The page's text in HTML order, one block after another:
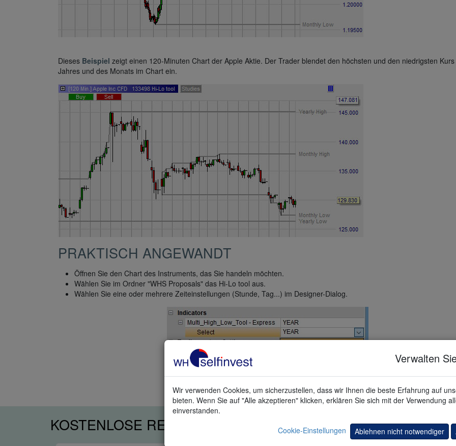
Dieses Beispiel zeigt einen 120-Minuten Chart der Apple Aktie. Der Trader blendet den höchsten und den niedrigsten
Jahres und des Monats im Chart ein.
PRAKTISCH ANGEWANDT
Öffnen Sie den Chart des Instruments, das Sie handeln möchten.
Wählen Sie im Ordner "WHS Proposals" das Hi-Lo tool aus.
Wählen Sie eine oder mehrere Zeiteinstellungen (Stunde, Tag...) im Designer-Dialog.
Verwalten
Wir verwenden Cookies, um sicherzustellen, dass wir Ihnen die beste Erfahrung auf
bieten. Wenn Sie auf "Alle akzeptieren" klicken, erklären Sie sich mit der Verwendung
einverstanden.
Cookie-Einstellungen
Ablehnen nicht notwendiger
KOSTENLOSE REAL-TIME TRADING DEMO